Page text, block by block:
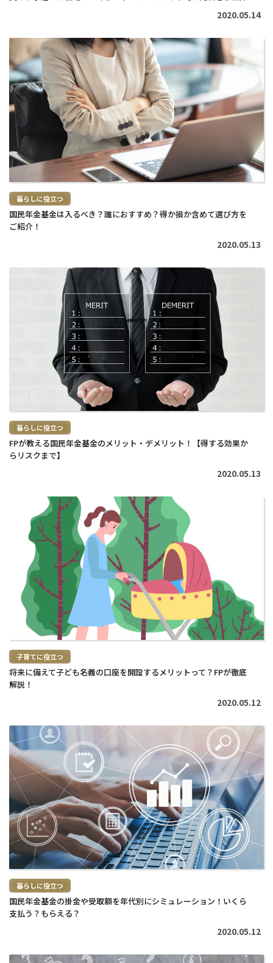
2020.05.14
き
を
読
む
暮らしに役立つ
国民年金基金は入るべき？誰におすすめ？得か損か含めて選び方を
ご紹介！
2020.05.13
暮らしに役立つ
FPが教える国民年金基金のメリット・デメリット！【得する効果か
らリスクまで】
2020.05.13
子育てに役立つ
将来に備えて子ども名義の口座を開設するメリットって？FPが徹底
解説！
2020.05.12
き
を
読
む
暮らしに役立つ
国民年金基金の掛金や受取額を年代別にシミュレーション！いくら
支払う？もらえる？
2020.05.12